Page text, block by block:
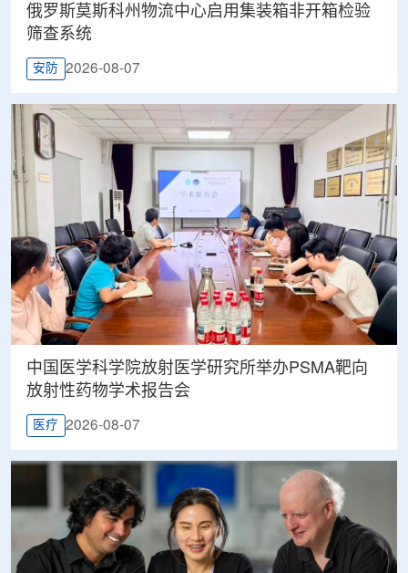
俄罗斯莫斯科州物流中心启用集装箱非开箱检验
筛查系统
安防 2026-08-07
中国医学科学院放射医学研究所举办PSMA靶向
放射性药物学术报告会
医疗 2026-08-07